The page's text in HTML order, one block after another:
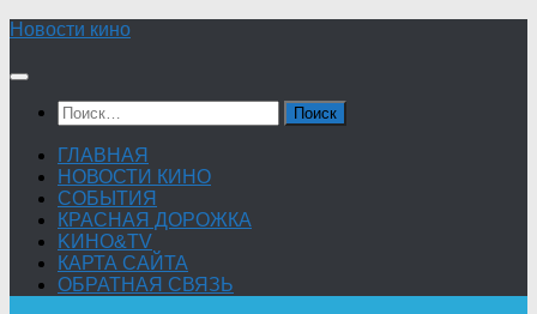
Skip
content
Новости кино
Найти:
ГЛАВНАЯ
НОВОСТИ КИНО
СОБЫТИЯ
КРАСНАЯ ДОРОЖКА
KИНО&TV
КАРТА САЙТА
ОБРАТНАЯ СВЯЗЬ